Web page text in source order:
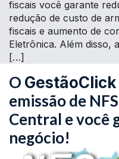
fiscais você garante
redução de custo de
fiscais e aumento de
Eletrônica. Além disso,
[…]
O GestãoClick
emissão de
Central e você
negócio!